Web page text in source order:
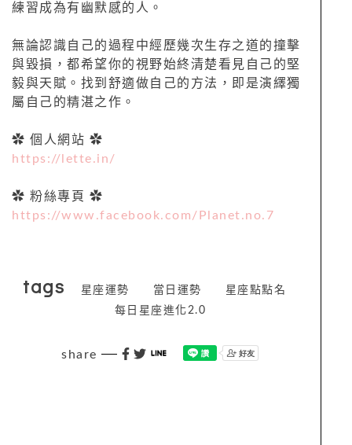
練習成為有幽默感的人。
無論認識自己的過程中經歷幾次生存之道的撞擊
與毀損，都希望你的視野始終清楚看見自己的堅
毅與天賦。找到舒適做自己的方法，即是演繹獨
屬自己的精湛之作。
✿ 個人網站 ✿
https://lette.in/
✿ 粉絲專頁 ✿
https://www.facebook.com/Planet.no.7
tags 星座運勢 當日運勢
星座點點名
每日星座進化2.0
share